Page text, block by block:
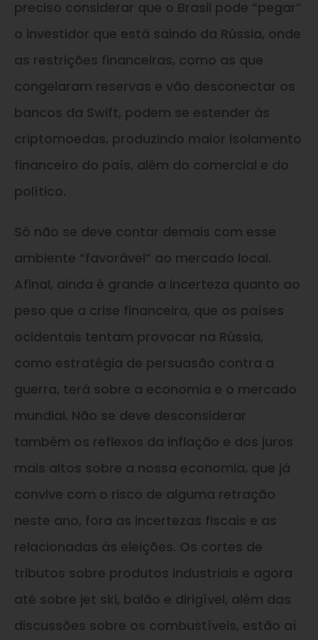
preciso considerar que o Brasil pode “pegar”
o investidor que está saindo da Rússia, onde
as restrições financeiras, como as que
congelaram reservas e vão desconectar os
bancos da Swift, podem se estender às
criptomoedas, produzindo maior isolamento
financeiro do país, além do comercial e do
político.
Só não se deve contar demais com esse
ambiente “favorável” ao mercado local.
Afinal, ainda é grande a incerteza quanto ao
peso que a crise financeira, que os países
ocidentais tentam provocar na Rússia,
como estratégia de persuasão contra a
guerra, terá sobre a economia e o mercado
mundial. Não se deve desconsiderar
também os reflexos da inflação e dos juros
mais altos sobre a nossa economia, que já
convive com o risco de alguma retração
neste ano, fora as incertezas fiscais e as
relacionadas às eleições. Os cortes de
tributos sobre produtos industriais e agora
até sobre jet ski, balão e dirigível, além das
discussões sobre os combustíveis, estão aí